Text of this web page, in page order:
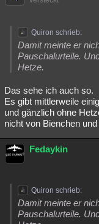
Quiron schrieb:
Damit meinte er
Pauschalurteile.
Hetze.
Das sehe ich auch so.
Es gibt mittlerweile
und gänzlich ohne
nicht von Bienchen
Fedaykin
Quiron schrieb:
Damit meinte er
Pauschalurteile.